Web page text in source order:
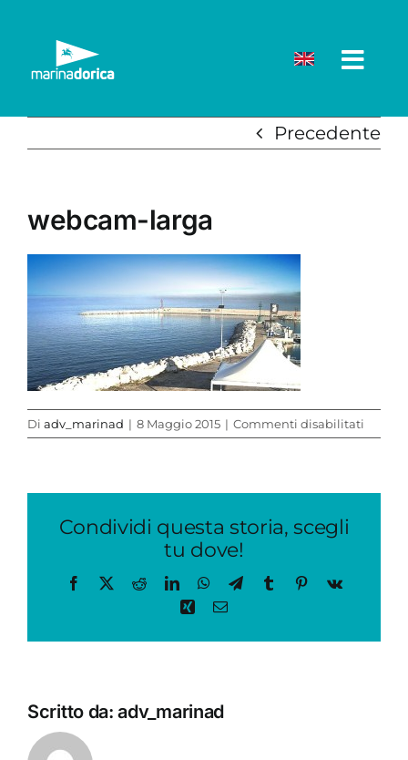
contenuto
Precedente
webcam-larga
Di adv_marinad | 8 Maggio 2015 | Commenti disabilitati
Condividi questa storia, scegli
tu dove!
Facebook
X RedditLinkedInWhatsApp
TelegramTumblrPinterest
Vk
Xing Email
Scritto da:adv_marinad